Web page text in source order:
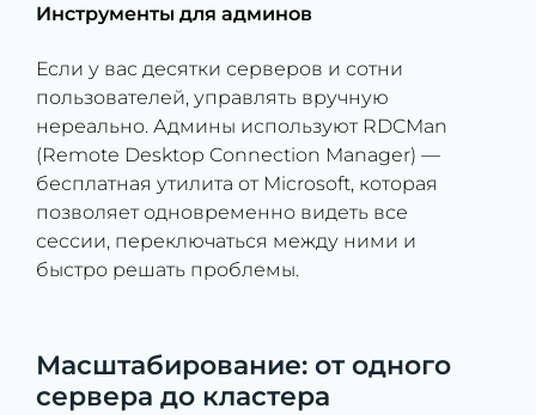
Инструменты для админов
Если у вас десятки серверов и сотни
пользователей, управлять вручную
нереально. Админы используют RDCMan
(Remote Desktop Connection Manager) —
бесплатная утилита от Microsoft, которая
позволяет одновременно видеть все
сессии, переключаться между ними и
быстро решать проблемы.
Масштабирование: от одного
сервера до кластера